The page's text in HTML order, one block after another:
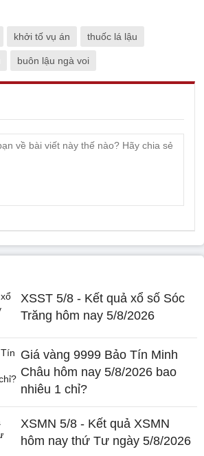
khởi tố vụ án thuốc lá lậu
buôn lậu ngà voi
XSST 5/8 - Kết quả xổ số Sóc
Trăng hôm nay 5/8/2026
Giá vàng 9999 Bảo Tín Minh
Châu hôm nay 5/8/2026 bao
nhiêu 1 chỉ?
XSMN 5/8 - Kết quả XSMN
hôm nay thứ Tư ngày 5/8/2026